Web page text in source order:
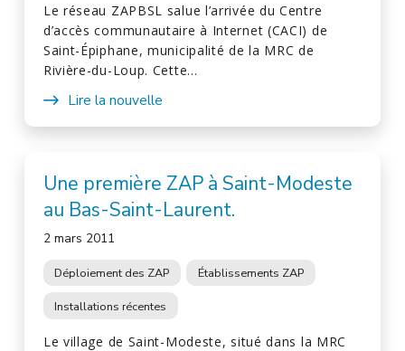
Le réseau ZAPBSL salue l’arrivée du Centre
d’accès communautaire à Internet (CACI) de
Saint-Épiphane, municipalité de la MRC de
Rivière-du-Loup. Cette…
Lire la nouvelle
Une première ZAP à Saint-Modeste
au Bas-Saint-Laurent.
2 mars 2011
Déploiement des ZAP Établissements ZAP
Installations récentes
Le village de Saint-Modeste, situé dans la MRC